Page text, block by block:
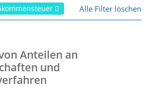
Alle Filter löschen
Anteilen an
und